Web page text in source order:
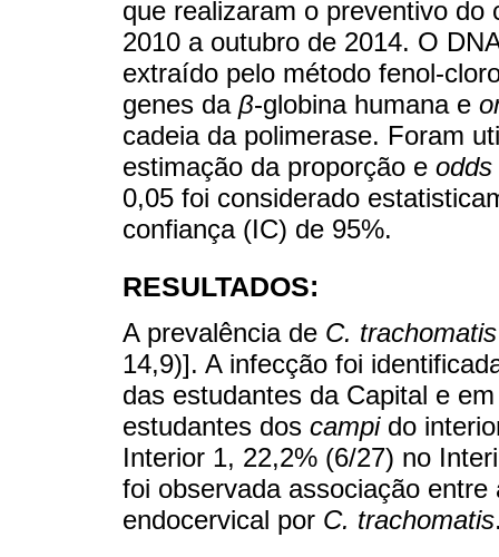
que realizaram o preventivo
2010 a outubro de 2014. O
extraído pelo método fenol-
genes da β-globina humana e
cadeia da polimerase. Foram
estimação da proporção e
0,05 foi considerado
confiança (IC) de 95%.
RESULTADOS:
A prevalência de C. trachomatis
14,9)]. A infecção foi
das estudantes da Capital e
estudantes dos campido
Interior 1, 22,2% (6/27) no
foi observada associação
endocervical por C. trachomatis